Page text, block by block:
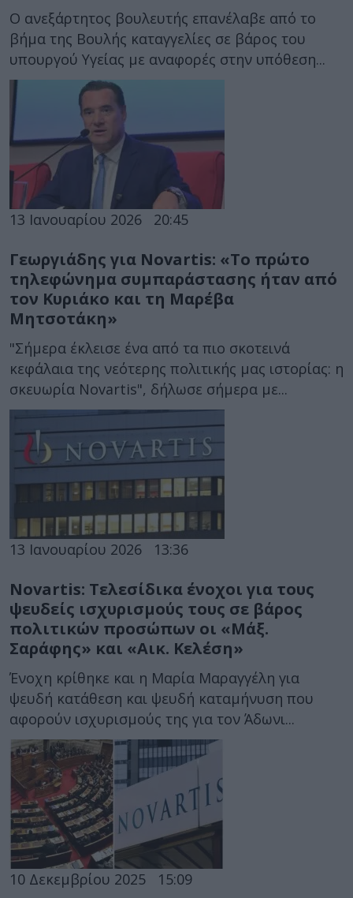
Ο ανεξάρτητος βουλευτής επανέλαβε από το
βήμα της Βουλής καταγγελίες σε βάρος του
υπουργού Υγείας με αναφορές στην υπόθεση...
13 Ιανουαρίου 2026 20:45
Γεωργιάδης για Novartis: «Το πρώτο
τηλεφώνημα συμπαράστασης ήταν από
τον Κυριάκο και τη Μαρέβα
Μητσοτάκη»
"Σήμερα έκλεισε ένα από τα πιο σκοτεινά
κεφάλαια της νεότερης πολιτικής μας ιστορίας: η
σκευωρία Novartis", δήλωσε σήμερα με...
13 Ιανουαρίου 2026 13:36
Novartis: Τελεσίδικα ένοχοι για τους
ψευδείς ισχυρισμούς τους σε βάρος
πολιτικών προσώπων οι «Μάξ.
Σαράφης» και «Αικ. Κελέση»
Ένοχη κρίθηκε και η Μαρία Μαραγγέλη για
ψευδή κατάθεση και ψευδή καταμήνυση που
αφορούν ισχυρισμούς της για τον Άδωνι...
10 Δεκεμβρίου 2025 15:09